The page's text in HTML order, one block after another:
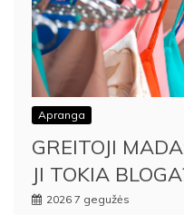
Apranga
GREITOJI
JI TOKIA
2026 7 gegužės